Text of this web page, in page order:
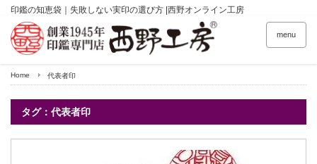
印鑑の知恵袋｜失敗しない実印の選び方 |西野オンライン工房
menu
Home 代表者印
タグ：代表者印